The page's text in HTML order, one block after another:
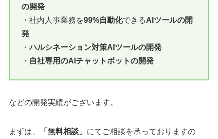
の開発
・社内人事業務を99%自動化できるAIツールの開
発
・ハルシネーション対策AIツールの開発
・ 自社専用のAIチャットボットの開発
などの開発実績がございます。
まずは、 「無料相談」 にてご相談を承っておりますの